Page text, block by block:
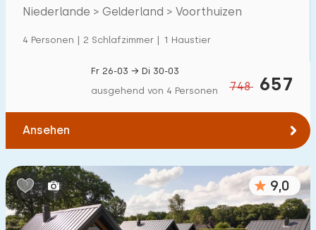
Niederlande > Gelderland > Voorthuizen
4 Personen | 2 Schlafzimmer | 1 Haustier
748 657
Fr 26-03 → Di 30-03
ausgehend von 4 Personen
Ansehen
9,0